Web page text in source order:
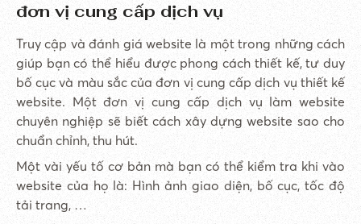
đơn vị cung cấp dịch vụ
Truy cập và đánh giá website là một trong những cách
giúp bạn có thể hiểu được phong cách thiết kế, tư duy
bố cục và màu sắc của đơn vị cung cấp dịch vụ thiết kế
website. Một đơn vị cung cấp dịch vụ làm website
chuyên nghiệp sẽ biết cách xây dựng website sao cho
chuẩn chỉnh, thu hút.
Một vài yếu tố cơ bản mà bạn có thể kiểm tra khi vào
website của họ là: Hình ảnh giao diện, bố cục, tốc độ
tải trang, …